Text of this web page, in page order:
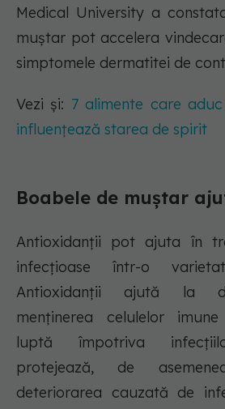
Medical University a
muștar pot accelera
simptomele dermatitei de
Vezi și: 7 alimente care
influențează starea de spirit
Boabele de muștar
Antioxidanții pot ajuta în
infecțioase într-o
Antioxidanții ajută la
menținerea celulelor
luptă împotriva
protejează, de
deteriorarea cauzată de